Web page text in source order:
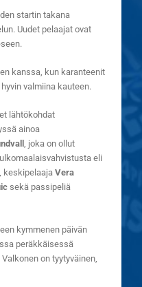
startin takana
Uudet pelaajat ovat
kanssa, kun karanteenit
valmiina kauteen.
lähtökohdat
ainoa
, joka on ollut
eli
, keskipelaaja Vera
sekä passipeliä
kymmenen päivän
peräkkäisessä
on tyytyväinen,